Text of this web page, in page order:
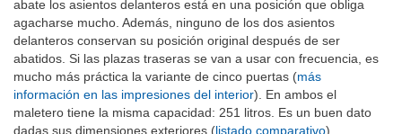
abate los asientos delanteros está en una posición que obliga
agacharse mucho. Además, ninguno de los dos asientos
delanteros conservan su posición original después de ser
abatidos. Si las plazas traseras se van a usar con frecuencia, es
mucho más práctica la variante de cinco puertas (más
información en las impresiones del interior). En ambos el
maletero tiene la misma capacidad: 251 litros. Es un buen dato
dadas sus dimensiones exteriores (listado comparativo).